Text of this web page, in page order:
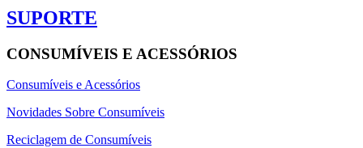
SUPORTE
CONSUMÍVEIS E ACESSÓRIOS
Consumíveis e Acessórios
Novidades Sobre Consumíveis
Reciclagem de Consumíveis